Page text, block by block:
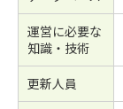
運営に必要な
知識・技術
更新人員